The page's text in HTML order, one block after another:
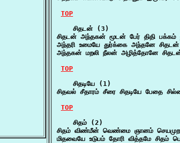
TOP
    சிதடன் (3)
சிதடன் அந்தகன் மூடன் பேர் திதி
அந்தரி உமையே துர்க்கை அந்தனே
அந்தகன் மறலி நீலன் அழித்தோனே
TOP
    சிதடியே (1)
சிதவல் சீதாரம் சீரை சிதடியே பேதை
TOP
    சிதம் (2)
சிதம் விண்மீன் வெண்மை ஞானம்
மிதவையே உடுபம் தோரி வித்தமே